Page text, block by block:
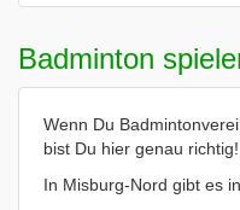
Badminton
Wenn Du
bist Du hier genau richtig!
In Misburg-Nord gibt es